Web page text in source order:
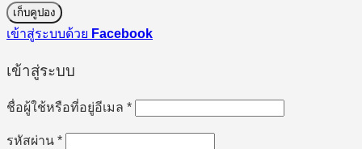
เก็บคูปอง
เข้าสู่ระบบด้วย Facebook
เข้าสู่ระบบ
ชื่อผู้ใช้หรือที่อยู่อีเมล *ต้องการ
รหัสผ่าน *ต้องการ